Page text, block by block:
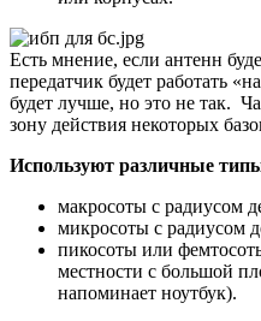
Есть мнение, если антенн
передатчик будет работать
будет лучше, но это не так.
зону действия некоторых
Используют различные
макросоты с радиусом
микросоты с радиусом
пикосоты или
местности с большой
напоминает ноутбук).